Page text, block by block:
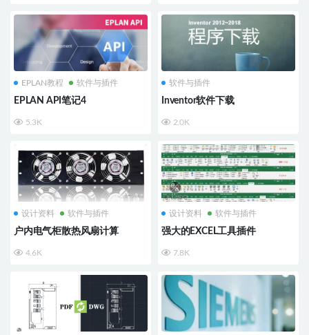
EPLAN教程 软件与插件
EPLAN API笔记4
5.3K
软件与插件
Inventor软件下载
2.0K
设计资料 软件与插件
户内电气柜散热风扇计算
4.6K
设计资料 软件与插件
强大的EXCEL工具插件
7.8K